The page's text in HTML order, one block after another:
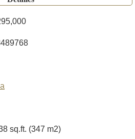
sq.ft. (347 m2)